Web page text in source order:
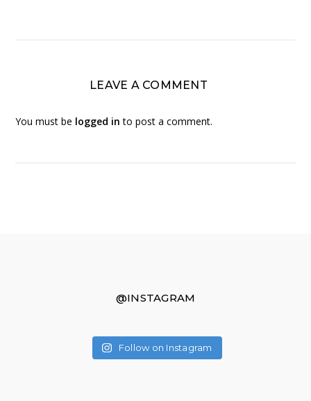
LEAVE A COMMENT
You must be logged in to post a comment.
@INSTAGRAM
Follow on Instagram